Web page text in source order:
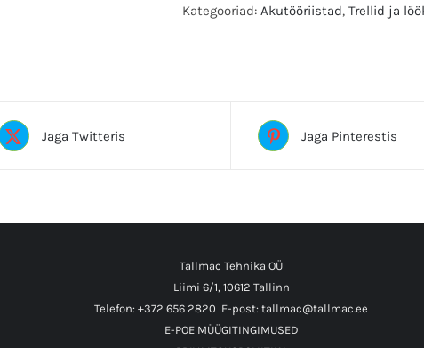
Kategooriad: Akutööriistad, Trellid ja
Jaga Twitteris Jaga Pinterestis
Tallmac Tehnika OÜ
Liimi 6/1, 10612 Tallinn
Telefon: +372 656 2820 E-post: tallmac@tallmac.ee
E-POE MÜÜGITINGIMUSED